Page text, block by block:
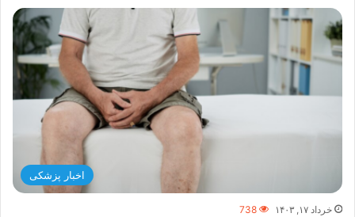
اخبار پزشکی
خرداد ۱۷, ۱۴۰۳ 738